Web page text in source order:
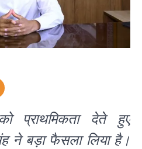
प्राथमिकता देते हुए
ने बड़ा फैसला लिया है।